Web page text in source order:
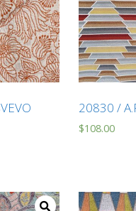
20830 /
$108.00